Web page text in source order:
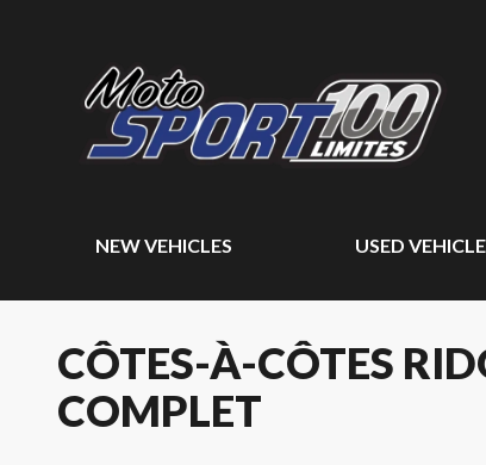
NEW VEHICLES USED
CÔTES-À-CÔTES
COMPLET